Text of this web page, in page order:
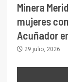
Minera
mujeres
Acuñador
29 julio, 2026